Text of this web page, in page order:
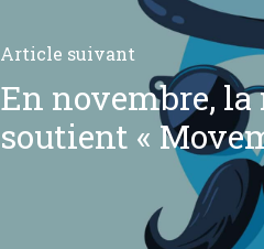
Article suivant
En novembre,
soutient «